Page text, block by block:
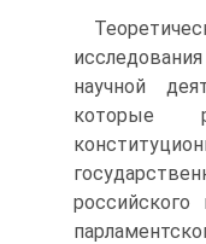
научной
которые
российского